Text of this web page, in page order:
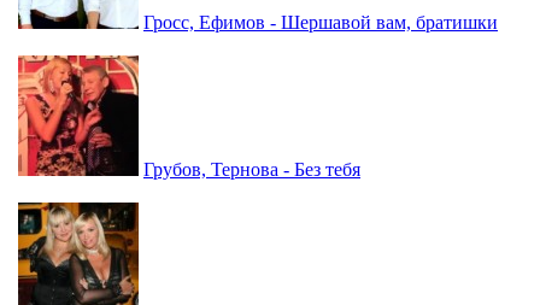
Гросс, Ефимов - Шершавой вам, братишки
Грубов, Тернова - Без тебя